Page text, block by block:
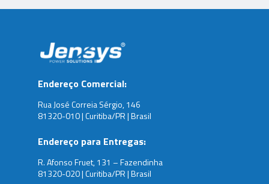
Endereço Comercial:
Rua José Correia Sérgio, 146
81320-010 | Curitiba/PR | Brasil
Endereço para Entregas:
R. Afonso Fruet, 131 – Fazendinha
81320-020 | Curitiba/PR | Brasil